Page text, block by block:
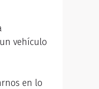
vehículo
en lo